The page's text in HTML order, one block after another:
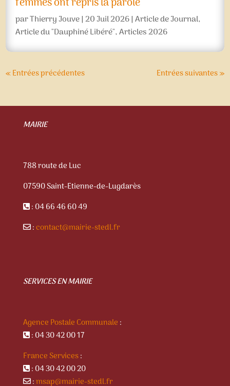
parThierry Jouve|20 Juil 2026|Article de Journal,
Article du "Dauphiné Libéré",Articles 2026
« Entrées précédentes Entrées suivantes »
MAIRIE
788 route de Luc
07590 Saint-Etienne-de-Lugdarès
: 04 66 46 60 49
:contact@mairie-stedl.fr
SERVICES EN MAIRIE
Agence Postale Communale :
: 04 30 42 00 17
France Services:
: 04 30 42 00 20
:msap@mairie-stedl.fr